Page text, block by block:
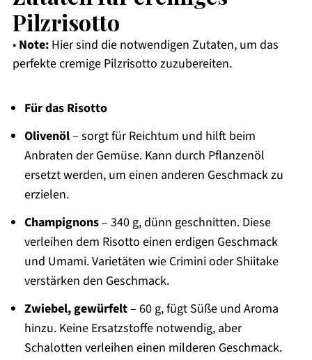
Pilzrisotto
• Note:Hier sind die notwendigen Zutaten, um das
perfekte cremige Pilzrisotto zuzubereiten.
Für das Risotto
Olivenöl– sorgt für Reichtum und hilft beim
Anbraten der Gemüse. Kann durch Pflanzenöl
ersetzt werden, um einen anderen Geschmack zu
erzielen.
Champignons– 340 g, dünn geschnitten. Diese
verleihen dem Risotto einen erdigen Geschmack
und Umami. Varietäten wie Crimini oder Shiitake
verstärken den Geschmack.
Zwiebel, gewürfelt– 60 g, fügt Süße und Aroma
hinzu. Keine Ersatzstoffe notwendig, aber
Schalotten verleihen einen milderen Geschmack.